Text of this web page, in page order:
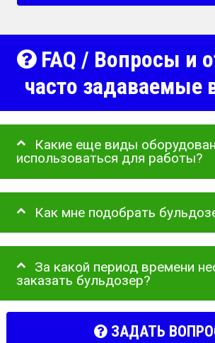
FAQ / Вопросы и
часто задаваемые
Какие еще виды
использоваться для работы?
Как мне подобрать
За какой период времени
заказать бульдозер?
ЗАДАТЬ